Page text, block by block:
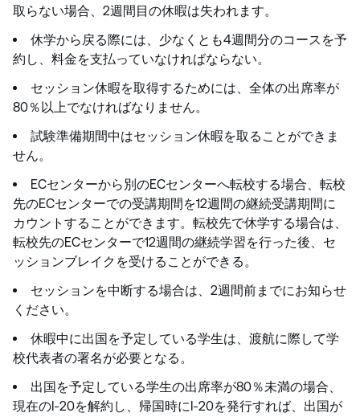
取らない場合、2週間目の休暇は失われます。
休学から戻る際には、少なくとも4週間分のコースを予
約し、料金を支払っていなければならない。
セッション休暇を取得するためには、全体の出席率が
80％以上でなければなりません。
試験準備期間中はセッション休暇を取ることができま
せん。
ECセンターから別のECセンターへ転校する場合、転校
先のECセンターでの受講期間を12週間の継続受講期間に
カウントすることができます。転校先で休学する場合は、
転校先のECセンターで12週間の継続学習を行った後、セ
ッションブレイクを受けることができる。
セッションを中断する場合は、2週間前までにお知らせ
ください。
休暇中に出国を予定している学生は、渡航に際して学
校代表者の署名が必要となる。
出国を予定している学生の出席率が80％未満の場合、
現在のI-20を解約し、帰国時にI-20を発行すれば、出国が